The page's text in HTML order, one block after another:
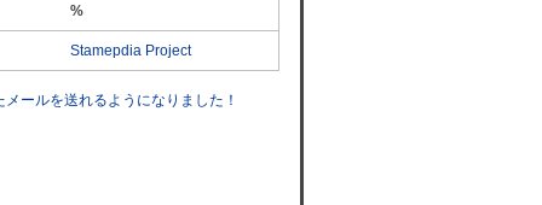
%
Stamepdia Project
ールを送れるようになりました！